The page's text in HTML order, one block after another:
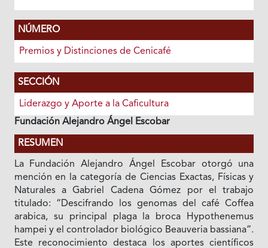
NÚMERO
Premios y Distinciones de Cenicafé
SECCIÓN
Liderazgo y Aporte a la Caficultura
Fundación Alejandro Ángel Escobar
RESUMEN
La Fundación Alejandro Ángel Escobar otorgó una
mención en la categoría de Ciencias Exactas, Físicas y
Naturales a Gabriel Cadena Gómez por el trabajo
titulado: “Descifrando los genomas del café Coffea
arabica, su principal plaga la broca Hypothenemus
hampei y el controlador biológico Beauveria bassiana”.
Este reconocimiento destaca los aportes científicos